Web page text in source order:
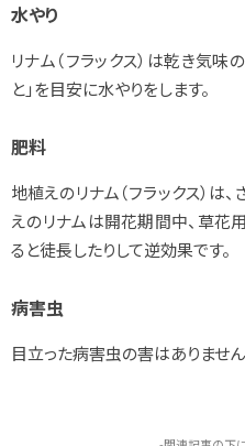
水やり
リナム（フラックス）は乾き気味
と」を目安に水やりをします。
肥料
地植えのリナム（フラックス）は
えのリナムは開花期間中、草花
ると徒長したりして逆効果です。
病害虫
目立った病害虫の害はありません